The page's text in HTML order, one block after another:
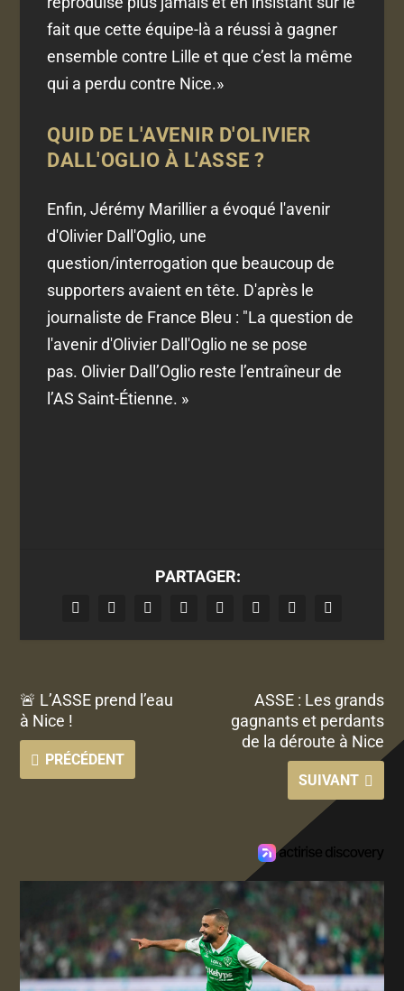
fait que cette équipe-là a réussi à gagner
ensemble contre Lille et que c’est la même
qui a perdu contre Nice.»
QUID DE L'AVENIR D'OLIVIER
DALL'OGLIO À L'ASSE ?
Enfin, Jérémy Marillier a évoqué l'avenir
d'Olivier Dall'Oglio, une
question/interrogation que beaucoup de
supporters avaient en tête. D'après le
journaliste de France Bleu : "La question de
l'avenir d'Olivier Dall'Oglio ne se pose
pas. Olivier Dall’Oglio reste l’entraîneur de
l’AS Saint-Étienne. »
PARTAGER:
🚨 L’ASSE prend l’eau
à Nice !
PRÉCÉDENT
ASSE : Les grands
gagnants et perdants
de la déroute à Nice
SUIVANT